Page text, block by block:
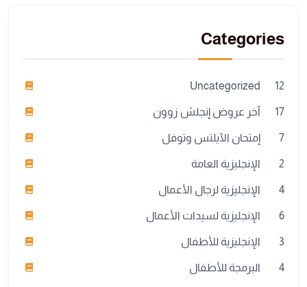
Categories
Uncategorized 12
آخر عروض إنجلش زوون 17
إمتحان الآيلتس وتوفل 7
الإنجليزية العامة 2
الإنجليزية لرجال الأعمال 4
الإنجليزية لسيدات الأعمال 6
الإنجليزية للأطفال 3
البرمجة للأطفال 4